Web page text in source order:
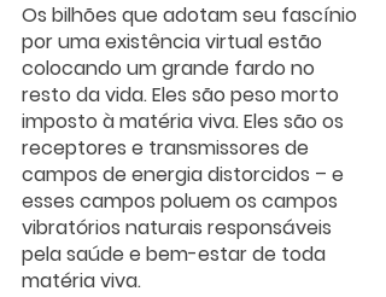
Os bilhões que adotam seu fascínio
por uma existência virtual estão
colocando um grande fardo no
resto da vida. Eles são peso morto
imposto à matéria viva. Eles são os
receptores e transmissores de
campos de energia distorcidos – e
esses campos poluem os campos
vibratórios naturais responsáveis ​​
pela saúde e bem-estar de toda
matéria viva.